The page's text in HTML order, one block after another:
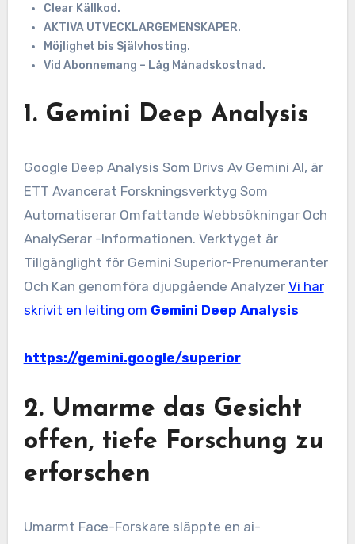
Clear Källkod.
AKTIVA UTVECKLARGEMENSKAPER.
Möjlighet bis Självhosting.
Vid Abonnemang – Låg Månadskostnad.
1. Gemini Deep Analysis
Google Deep Analysis Som Drivs Av Gemini AI, är
ETT Avancerat Forskningsverktyg Som
Automatiserar Omfattande Webbsökningar Och
AnalySerar -Informationen. Verktyget är
Tillgänglight för Gemini Superior-Prenumeranter
Och Kan genomföra djupgående Analyzer Vi har
skrivit en leiting om Gemini Deep Analysis
https://gemini.google/superior
2. Umarme das Gesicht
offen, tiefe Forschung zu
erforschen
Umarmt Face-Forskare släppte en ai-